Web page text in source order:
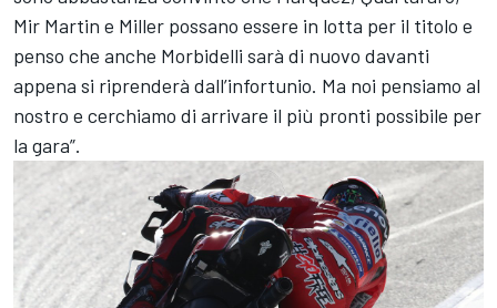
Mir Martin e Miller possano essere in lotta per il titolo e
penso che anche Morbidelli sarà di nuovo davanti
appena si riprenderà dall’infortunio. Ma noi pensiamo al
nostro e cerchiamo di arrivare il più pronti possibile per
la gara”.